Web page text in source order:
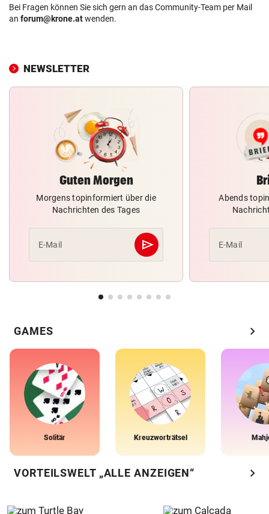
Bei Fragen können Sie sich gern an das Community-Team per Mail
an forum@krone.atwenden.
NEWSLETTER
Guten Morgen
Morgens topinformiert über die
Nachrichten des Tages
E-Mail send
Abschicken
Abends
E-Mail
GAMES chevron_right
Solitär Kreuzworträtsel
VORTEILSWELT „ALLE ANZEIGEN“ chevron_right